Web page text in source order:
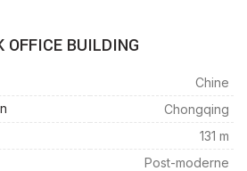
OFFICE BUILDING
Chine
Chongqing
131 m
Post-moderne